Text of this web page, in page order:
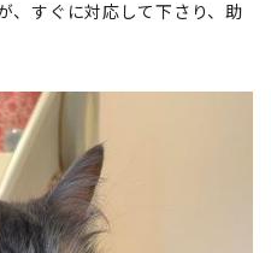
、すぐに対応して下さり、助